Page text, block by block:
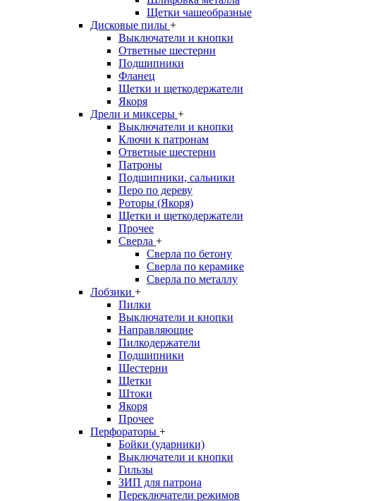
Щетки чашеобразные
Дисковые пилы +
Выключатели и кнопки
Ответные шестерни
Подшипники
Фланец
Щетки и щеткодержатели
Якоря
Дрели и миксеры +
Выключатели и кнопки
Ключи к патронам
Ответные шестерни
Патроны
Подшипники, сальники
Перо по дереву
Роторы (Якоря)
Щетки и щеткодержатели
Прочее
Сверла +
Сверла по бетону
Сверла по керамике
Сверла по металлу
Лобзики +
Пилки
Выключатели и кнопки
Направляющие
Пилкодержатели
Подшипники
Шестерни
Щетки
Штоки
Якоря
Прочее
Перфораторы +
Бойки (ударники)
Выключатели и кнопки
Гильзы
ЗИП для патрона
Переключатели режимов